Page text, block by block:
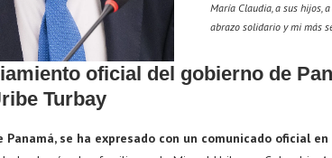
María Claudia, a sus hijos,
abrazo solidario y mi más
oficial del gobierno de
Turbay
Panamá, se ha expresado con un comunicado oficial